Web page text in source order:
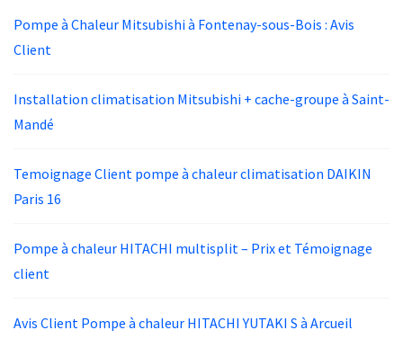
Pompe à Chaleur Mitsubishi à Fontenay-sous-Bois : Avis
Client
Installation climatisation Mitsubishi + cache-groupe à Saint-
Mandé
Temoignage Client pompe à chaleur climatisation DAIKIN
Paris 16
Pompe à chaleur HITACHI multisplit – Prix et Témoignage
client
Avis Client Pompe à chaleur HITACHI YUTAKI S à Arcueil